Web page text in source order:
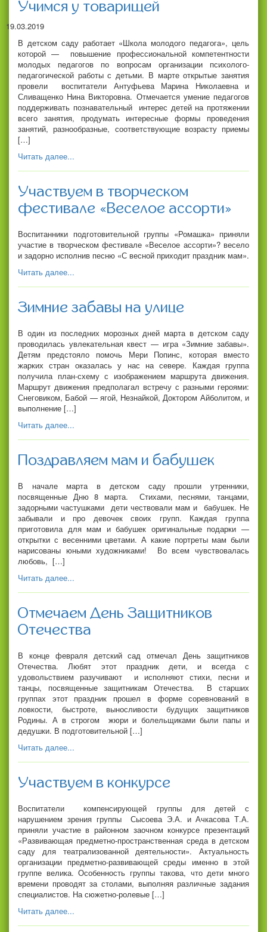
Учимся у товарищей
19.03.2019
В детском саду работает «Школа молодого педагога», цель
которой — повышение профессиональной компетентности
молодых педагогов по вопросам организации психолого-
педагогической работы с детьми. В марте открытые занятия
провели воспитатели Антуфьева Марина Николаевна и
Сливащенко Нина Викторовна. Отмечается умение педагогов
поддерживать познавательный интерес детей на протяжении
всего занятия, продумать интересные формы проведения
занятий, разнообразные, соответствующие возрасту приемы
[…]
Читать далее...
Участвуем в творческом
фестивале «Веселое ассорти»
Воспитанники подготовительной группы «Ромашка» приняли
участие в творческом фестивале «Веселое ассорти»? весело
и задорно исполнив песню «С весной приходит праздник мам».
Читать далее...
Зимние забавы на улице
В один из последних морозных дней марта в детском саду
проводилась увлекательная квест — игра «Зимние забавы».
Детям предстояло помочь Мери Попинс, которая вместо
жарких стран оказалась у нас на севере. Каждая группа
получила план-схему с изображением маршрута движения.
Маршрут движения предполагал встречу с разными героями:
Снеговиком, Бабой — ягой, Незнайкой, Доктором Айболитом, и
выполнение […]
Читать далее...
Поздравляем мам и бабушек
В начале марта в детском саду прошли утренники,
посвященные Дню 8 марта. Стихами, песнями, танцами,
задорными частушками дети чествовали мам и бабушек. Не
забывали и про девочек своих групп. Каждая группа
приготовила для мам и бабушек оригинальные подарки —
открытки с весенними цветами. А какие портреты мам были
нарисованы юными художниками! Во всем чувствовалась
любовь, […]
Читать далее...
Отмечаем День Защитников
Отечества
В конце февраля детский сад отмечал День защитников
Отечества. Любят этот праздник дети, и всегда с
удовольствием разучивают и исполняют стихи, песни и
танцы, посвященные защитникам Отечества. В старших
группах этот праздник прошел в форме соревнований в
ловкости, быстроте, выносливости будущих защитников
Родины. А в строгом жюри и болельщиками были папы и
дедушки. В подготовительной […]
Читать далее...
Участвуем в конкурсе
Воспитатели компенсирующей группы для детей с
нарушением зрения группы Сысоева Э.А. и Ачкасова Т.А.
приняли участие в районном заочном конкурсе презентаций
«Развивающая предметно-пространственная среда в детском
саду для театрализованной деятельности». Актуальность
организации предметно-развивающей среды именно в этой
группе велика. Особенность группы такова, что дети много
времени проводят за столами, выполняя различные задания
специалистов. На сюжетно-ролевые […]
Читать далее...